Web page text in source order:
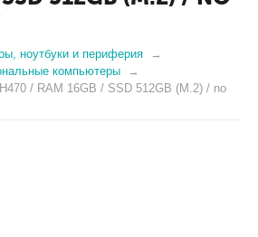
ноутбуки и периферия
компьютеры
/ RAM 16GB / SSD 512GB (M.2) / no